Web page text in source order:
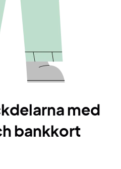
med
bankkort